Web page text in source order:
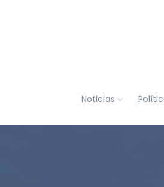
Noticias